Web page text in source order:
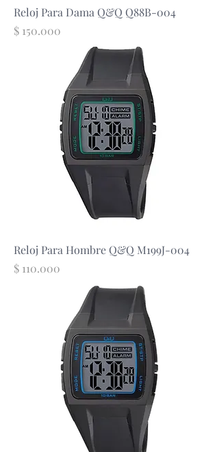
Reloj Para Dama Q&Q Q88B-004
Precio
$ 150.000
Reloj Para Hombre Q&Q M199J-004
Precio
$ 110.000